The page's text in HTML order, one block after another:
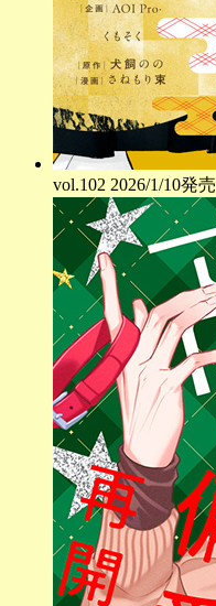
vol.102 2026/1/10発売